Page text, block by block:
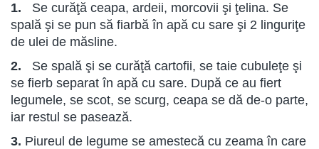
1. Se curăţă ceapa, ardeii, morcovii şi ţelina. Se
spală şi se pun să fiarbă în apă cu sare şi 2 linguriţe
de ulei de măsline.
2. Se spală şi se curăţă cartofii, se taie cubuleţe şi
se fierb separat în apă cu sare. După ce au fiert
legumele, se scot, se scurg, ceapa se dă de-o parte,
iar restul se pasează.
3. Piureul de legume se amestecă cu zeama în care